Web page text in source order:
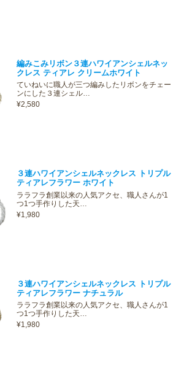
編みこみリボン３連ハワイアンシェルネッ
クレス ティアレ クリームホワイト
ていねいに職人が三つ編みしたリボンをチェー
ンにした３連シェル…
¥2,580
３連ハワイアンシェルネックレス トリプル
ティアレフラワー ホワイト
ララフラ創業以来の人気アクセ、職人さんが1
つ1つ手作りした天…
¥1,980
３連ハワイアンシェルネックレス トリプル
ティアレフラワー ナチュラル
ララフラ創業以来の人気アクセ、職人さんが1
つ1つ手作りした天…
¥1,980